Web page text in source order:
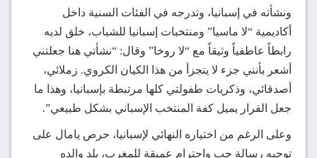
ونشأته في إسبانيا، وتدرجه في الفئات السنية داخل
أكاديمية “لا ماسيا” ومنتخبات إسبانيا للشباب، خلق لديه
رابطاً عاطفياً وثيقاً مع “لا روخا” وقال: “نشأتي هنا جعلتني
أشعر بأنني جزء لا يتجزأ من هذا الكيان الكروي. زملائي،
أصدقائي، وذكريات طفولتي كلها مرتبطة بإسبانيا، وهذا ما
جعل القرار يميل كفة المنتخب الإسباني بشكل طبيعي”.
وعلى الرغم من اختياره النهائي لإسبانيا، حرص يامال على
توجيه رسالة حب واحترام عميقة للمغرب، بلد والده